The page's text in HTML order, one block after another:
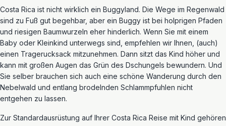
Costa Rica ist nicht wirklich ein Buggyland. Die Wege im Regenwald
sind zu Fuß gut begehbar, aber ein Buggy ist bei holprigen Pfaden
und riesigen Baumwurzeln eher hinderlich. Wenn Sie mit einem
Baby oder Kleinkind unterwegs sind, empfehlen wir Ihnen, (auch)
einen Tragerucksack mitzunehmen. Dann sitzt das Kind höher und
kann mit großen Augen das Grün des Dschungels bewundern. Und
Sie selber brauchen sich auch eine schöne Wanderung durch den
Nebelwald und entlang brodelnden Schlammpfuhlen nicht
entgehen zu lassen.
Zur Standardausrüstung auf Ihrer Costa Rica Reise mit Kind gehören